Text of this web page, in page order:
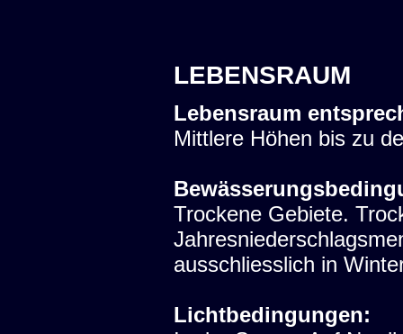
LEBENSRAUM
Lebensraum
Mittlere Höhen bis zu
Trockene Gebiete.
ausschliesslich in
Lichtbedingungen: